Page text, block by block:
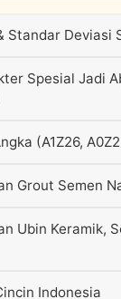
Standar Deviasi
Spesial Jadi
(A1Z26,
Grout Semen
Ubin Keramik,
Indonesia